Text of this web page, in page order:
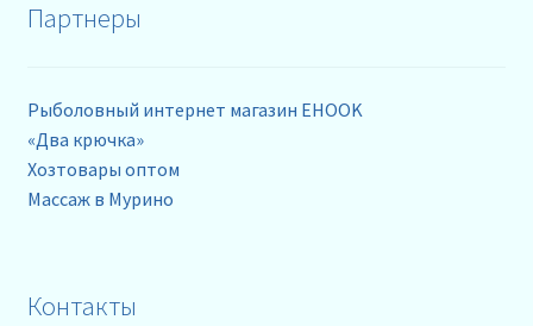
Партнеры
Рыболовный интернет магазин EHOOK
«Два крючка»
Хозтовары оптом
Массаж в Мурино
Контакты